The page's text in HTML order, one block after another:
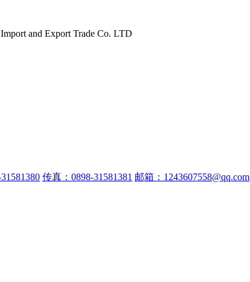
and Export Trade Co. LTD
传真：0898-31581381 邮箱：1243607558@qq.com